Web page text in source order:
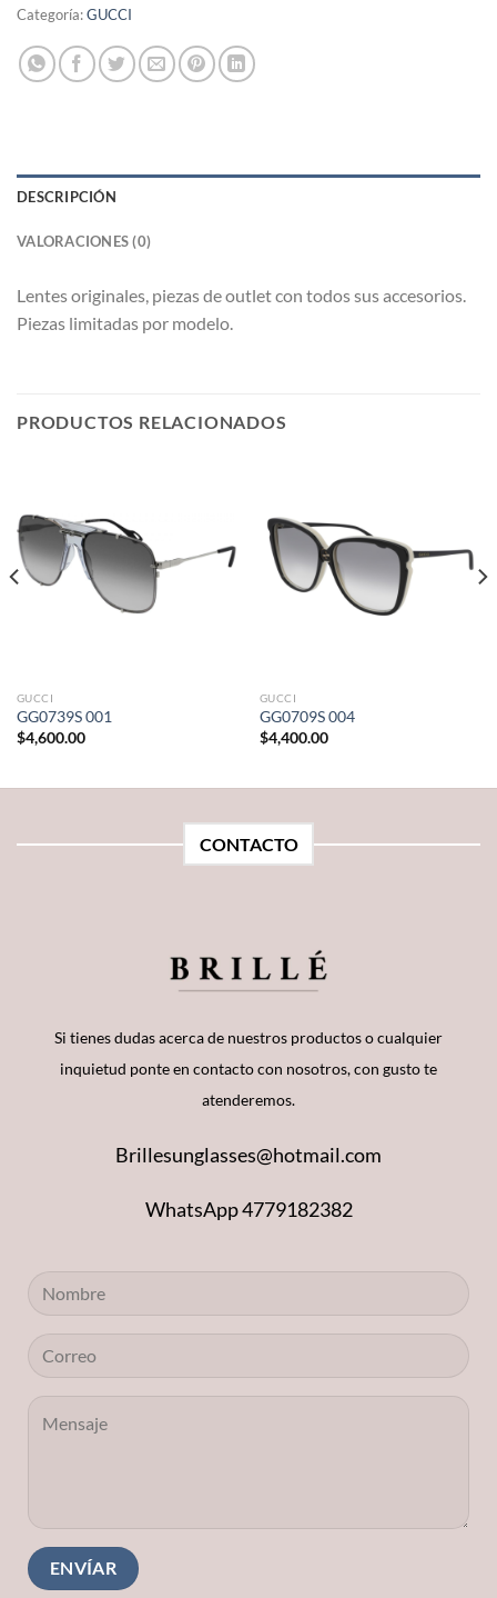
Categoría:GUCCI
DESCRIPCIÓN
VALORACIONES (0)
Lentes originales, piezas de outlet con todos sus accesorios.
Piezas limitadas por modelo.
PRODUCTOS RELACIONADOS
GUCCI
GG0739S 001
$4,600.00
GUCCI
GG0709S 004
$4,400.00
CONTACTO
Si tienes dudas acerca de nuestros productos o cualquier
inquietud ponte en contacto con nosotros, con gusto te
atenderemos.
Brillesunglasses@hotmail.com
WhatsApp 4779182382